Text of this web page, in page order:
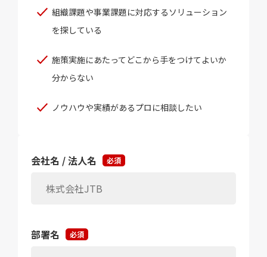
組織課題や事業課題に対応するソリューション
を探している
施策実施にあたってどこから手をつけてよいか
分からない
ノウハウや実績があるプロに相談したい